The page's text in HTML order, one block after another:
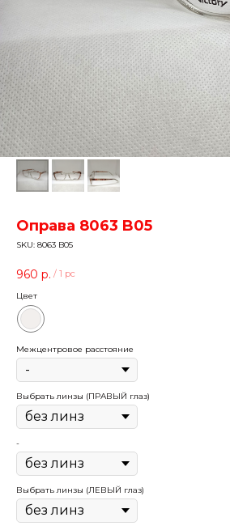
Оправа 8063 B05
SKU: 8063 B05
960 р. / 1 pc
Цвет
Межцентровое расстояние
Выбрать линзы (ПРАВЫЙ глаз)
-
Выбрать линзы (ЛЕВЫЙ глаз)